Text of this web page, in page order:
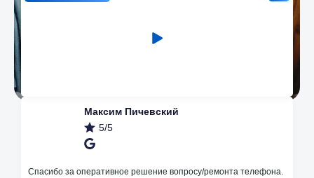
Максим Пичевский
5/5
Спасибо за оперативное решение вопросу/ремонта телефона.
Наши преимущества